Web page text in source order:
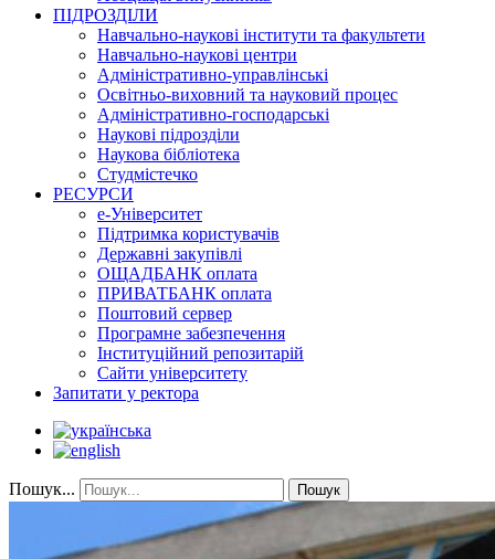
ПІДРОЗДІЛИ
Навчально-наукові інститути та факультети
Навчально-наукові центри
Адміністративно-управлінські
Освітньо-виховний та науковий процес
Адміністративно-господарські
Наукові підрозділи
Наукова бібліотека
Студмістечко
РЕСУРСИ
е-Університет
Підтримка користувачів
Державні закупівлі
ОЩАДБАНК оплата
ПРИВАТБАНК оплата
Поштовий сервер
Програмне забезпечення
Інституційний репозитарій
Сайти університету
Запитати у ректора
Пошук... Пошук